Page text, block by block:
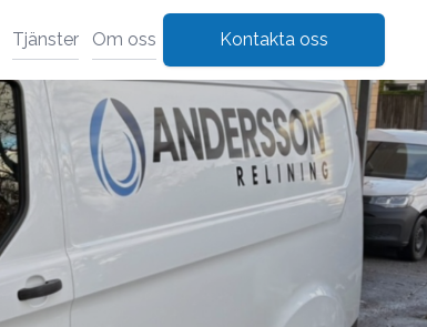
Tjänster Om oss Kontakta oss